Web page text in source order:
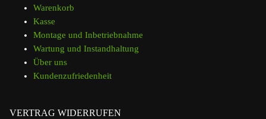
Warenkorb
Kasse
Montage und Inbetriebnahme
Wartung und Instandhaltung
Über uns
Kundenzufriedenheit
VERTRAG WIDERRUFEN